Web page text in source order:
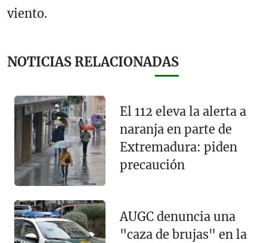
viento.
NOTICIAS RELACIONADAS
El 112 eleva la alerta a
naranja en parte de
Extremadura: piden
precaución
AUGC denuncia una
"caza de brujas" en la